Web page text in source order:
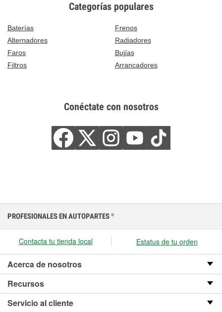
Categorías populares
Baterías
Frenos
Alternadores
Radiadores
Faros
Bujías
Filtros
Arrancadores
Conéctate con nosotros
PROFESIONALES EN AUTOPARTES ®
Contacta tu tienda local Estatus de tu orden
Acerca de nosotros
Recursos
Servicio al cliente